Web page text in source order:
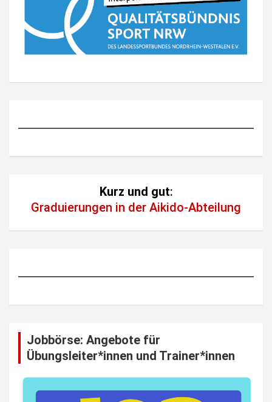
Kurz und gut:
Graduierungen in der Aikido-Abteilung
Jobbörse: Angebote für
Übungsleiter*innen und Trainer*innen